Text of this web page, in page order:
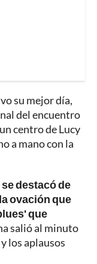
su mejor día,
del encuentro
centro de Lucy
a mano con la
destacó de
ovación que
que
salió al minuto
los aplausos